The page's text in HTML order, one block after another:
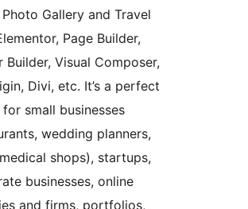
Photo Gallery and Travel
Page Builder,
Builder, Visual Composer,
Divi, etc. It’s a perfect
small businesses
wedding planners,
shops), startups,
businesses, online
and firms, portfolios,